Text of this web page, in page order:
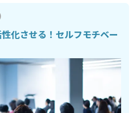
化させる！セルフモチベー